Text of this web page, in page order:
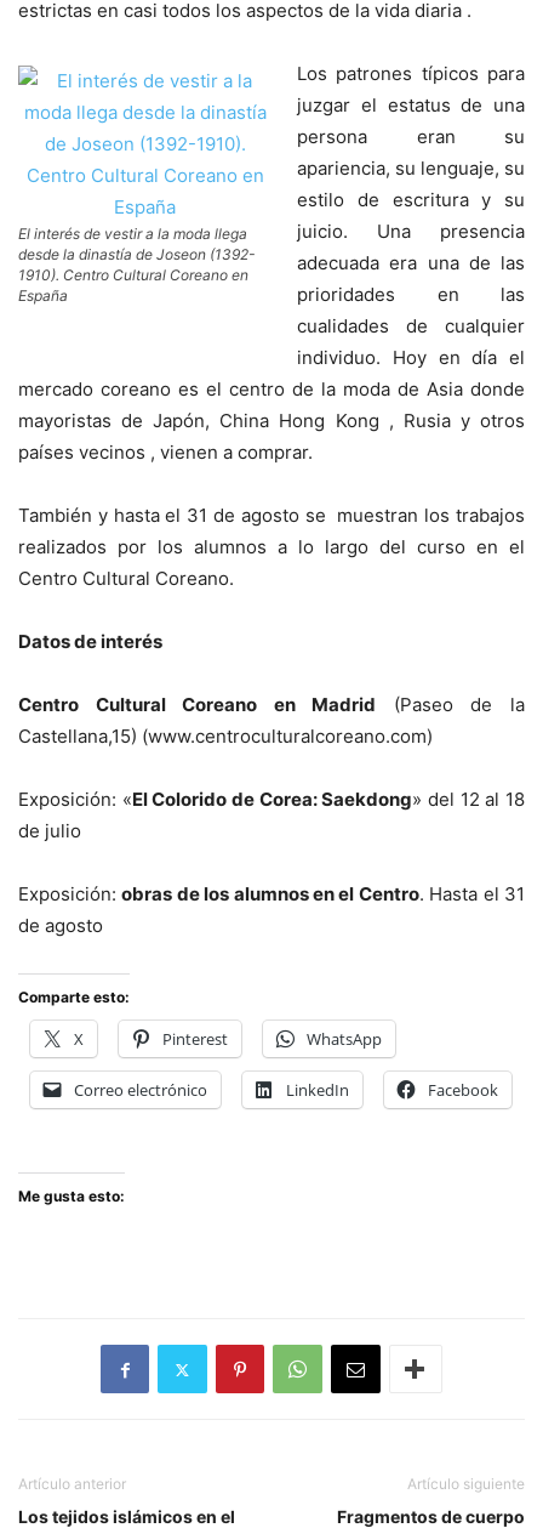
estrictas en casi todos los aspectos de la vida diaria .
El interés de vestir a la moda llega
desde la dinastía de Joseon (1392-
1910). Centro Cultural Coreano en
España
Los patrones típicos para
juzgar el estatus de una
persona eran su
apariencia, su lenguaje, su
estilo de escritura y su
juicio. Una presencia
adecuada era una de las
prioridades en las
cualidades de cualquier
individuo. Hoy en día el
mercado coreano es el centro de la moda de Asia donde
mayoristas de Japón, China Hong Kong , Rusia y otros
países vecinos , vienen a comprar.
También y hasta el 31 de agosto se muestran los trabajos
realizados por los alumnos a lo largo del curso en el
Centro Cultural Coreano.
Datos de interés
Centro Cultural Coreano en Madrid (Paseo de la
Castellana,15) (www.centroculturalcoreano.com)
Exposición: «El Colorido de Corea: Saekdong» del 12 al 18
de julio
Exposición:obras de los alumnos en el Centro. Hasta el 31
de agosto
Comparte esto:
X Pinterest WhatsApp
Correo electrónico LinkedIn Facebook
Me gusta esto:
Artículo anterior
Los tejidos islámicos en el
Artículo siguiente
Fragmentos de cuerpo